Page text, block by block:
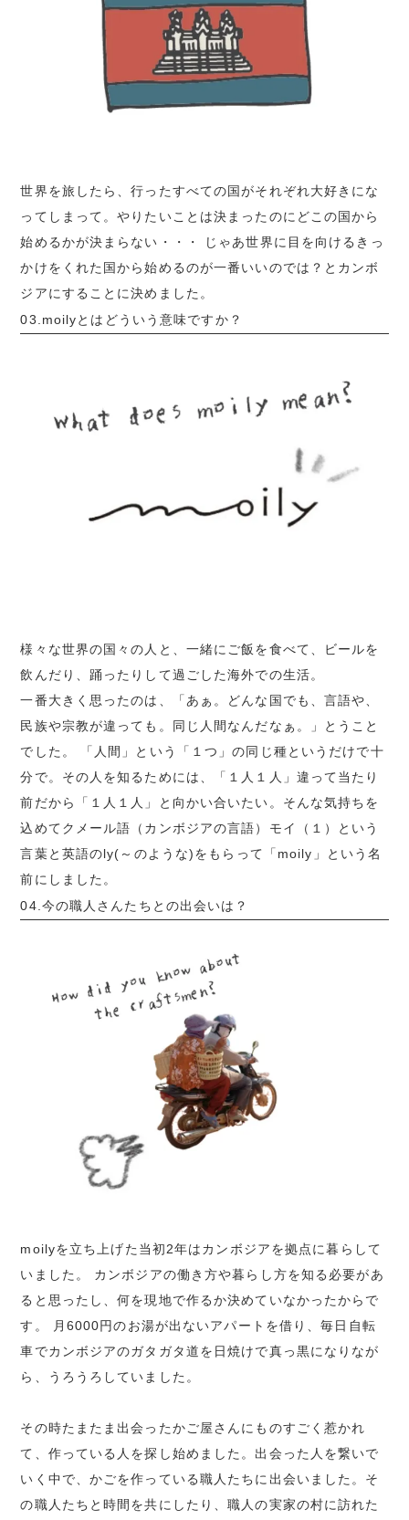
世界を旅したら、行ったすべての国がそれぞれ大好きにな
ってしまって。やりたいことは決まったのにどこの国から
始めるかが決まらない・・・ じゃあ世界に目を向けるきっ
かけをくれた国から始めるのが一番いいのでは？とカンボ
ジアにすることに決めました。
03.moilyとはどういう意味ですか？
様々な世界の国々の人と、一緒にご飯を食べて、 ビールを
飲んだり、踊ったりして過ごした海外での生活。
一番大きく思ったのは、「あぁ。どんな国でも、言語や、
民族や宗教が違っても。同じ人間なんだなぁ。」
とうこと
でした。 「人間」という「１つ」の同じ種というだけで十
分で。その人を知るためには、「１人１人」違って当たり
前だから「１人１人」と向かい合いたい。そんな気持ちを
込めてクメール語（カンボジアの言語）モイ（１）という
言葉と英語のly(～のような)をもらって「moily」という名
前にしました。
04.今の職人さんたちとの出会いは？
moilyを立ち上げた当初2年はカンボジアを拠点に暮らして
いました。 カンボジアの働き方や暮らし方を知る必要があ
ると思ったし、何を現地で作るか決めていなかったからで
す。 月6000円のお湯が出ないアパートを借り、毎日自転
車でカンボジアのガタガタ道を日焼けで真っ黒になりなが
ら、うろうろしていました。
その時たまたま出会ったかご屋さんにものすごく惹かれ
て、作っている人を探し始めました。出会った人を繋いで
いく中で、かごを作っている職人たちに出会いました。そ
の職人たちと時間を共にしたり、職人の実家の村に訪れた